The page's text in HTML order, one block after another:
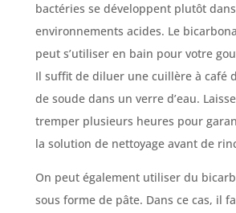
bactéries se développent plutôt
environnements acides. Le
peut s’utiliser en bain pour votre
Il suffit de diluer une cuillère à café
de soude dans un verre d’eau.
tremper plusieurs heures pour
la solution de nettoyage avant de
On peut également utiliser du
sous forme de pâte. Dans ce cas, il